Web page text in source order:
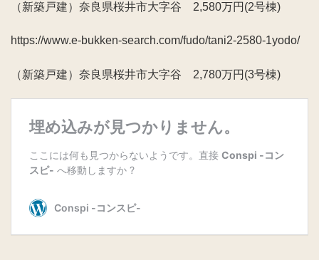
（新築戸建）奈良県桜井市大字谷 2,580万円(2号棟)
https://www.e-bukken-search.com/fudo/tani2-2580-1yodo/
（新築戸建）奈良県桜井市大字谷 2,780万円(3号棟)